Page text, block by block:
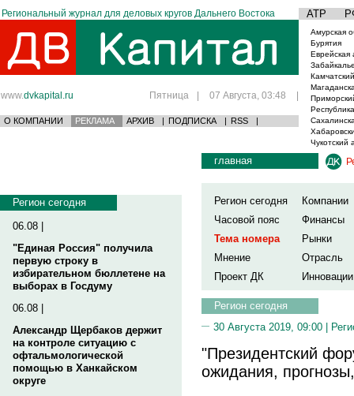
Региональный журнал для деловых кругов Дальнего Востока АТР
www.dvkapital.ru Пятница | 07 Августа, 03:48 |
О КОМПАНИИ РЕКЛАМА АРХИВ | ПОДПИСКА | RSS |
Амурская
Бурятия
Еврейская
Чукотский
Регион сегодня
06.08 |
"Единая Россия" получила
первую строку в
избирательном бюллетене на
выборах в Госдуму
06.08 |
Александр Щербаков держит
на контроле ситуацию с
офтальмологической
помощью в Ханкайском
округе
главная
Регион сегодня
Компании
Часовой пояс
Финансы
Тема номера
Рынки
Мнение
Отрасль
Проект ДК
Инновации
Регион сегодня
30 Августа 2019, 09:00 |
"Президентский
ожидания,